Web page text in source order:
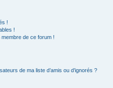
!
!
membre de ce forum !
de ma liste d’amis ou d’ignorés ?